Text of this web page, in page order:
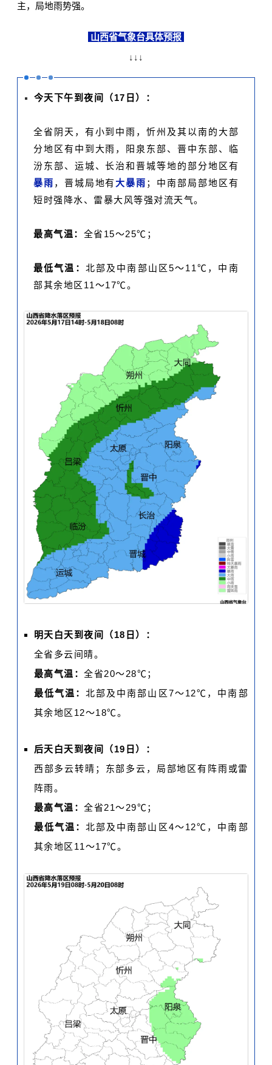
主，局地雨势强。
山西省气象台具体预报
↓↓↓
今天下午到夜间（17日）：
全省阴天，有小到中雨，忻州及其以南的大部
分地区有中到大雨，阳泉东部、晋中东部、临
汾东部、运城、长治和晋城等地的部分地区有
暴雨 ，晋城局地有 大暴雨 ；中南部局部地区有
短时强降水、雷暴大风等强对流天气。
最高气温： 全省15～25℃；
最低气温： 北部及中南部山区5～11℃，中南
部其余地区11～17℃。
明天白天到夜间（18日）：
全省多云间晴。
最高气温：全省20～28℃；
最低气温：北部及中南部山区7～12℃，中南部
其余地区12～18℃。
后天白天到夜间（19日）：
西部多云转晴；东部多云，局部地区有阵雨或雷
阵雨。
最高气温：全省21～29℃；
最低气温：北部及中南部山区4～12℃，中南部
其余地区11～17℃。